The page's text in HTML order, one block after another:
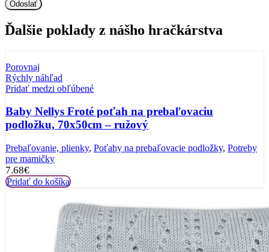
Ďalšie poklady z nášho hračkárstva
Porovnaj
Rýchly náhľad
Pridať medzi obľúbené
Baby Nellys Froté poťah na prebaľovaciu
podložku, 70x50cm – ružový
Prebaľovanie, plienky, Poťahy na prebaľovacie podložky, Potreby
pre mamičky
7.68€
Pridať do košíka